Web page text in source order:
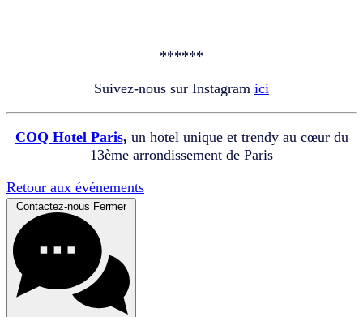
******
Suivez-nous sur Instagram ici
COQ Hotel Paris, un hotel unique et trendy au cœur du
13ème arrondissement de Paris
Retour aux événements
Contactez-nous Fermer